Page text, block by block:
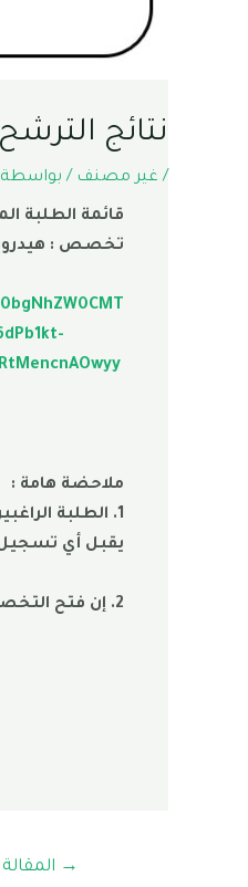
نتائج الترشح للتسجيل
/ غير مصنف / بواسطة
قائمة الطلبة
تخصص :
ملاحضة هامة :
يقبل أي تسجيل
2. إن فتح التخصص مرتبط باستيفاء الحد الأدنى لعدد الطلبة المسموح به للتسجيل في التخصص (15 طالب على الأقل)
→